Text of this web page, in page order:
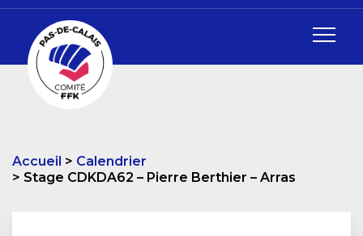
Accueil
Calendrier
Stage CDKDA62 – Pierre Berthier – Arras